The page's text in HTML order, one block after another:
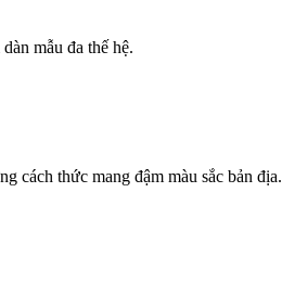
mẫu đa thế hệ.
cách thức mang đậm màu sắc bản địa.